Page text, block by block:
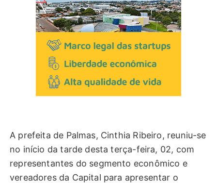
A prefeita de Palmas, Cinthia Ribeiro, reuniu-se
no início da tarde desta terça-feira, 02, com
representantes do segmento econômico e
vereadores da Capital para apresentar o